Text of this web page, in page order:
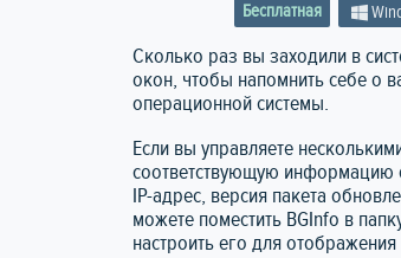
Бесплатная
Сколько раз вы заходили в
окон, чтобы напомнить себе о
операционной системы.
Если вы управляете
соответствующую информацию
IP-адрес, версия пакета
можете поместить BGInfo в
настроить его для